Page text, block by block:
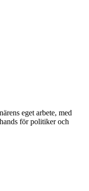
eget arbete, med
för politiker och